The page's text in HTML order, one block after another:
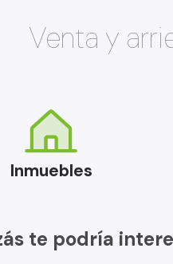
Venta y
Inmuebles
te podría